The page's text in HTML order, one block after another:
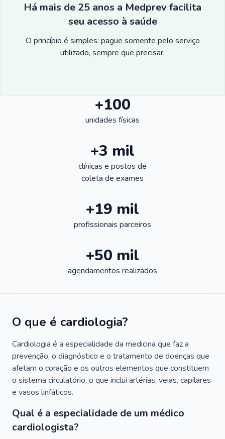
Há mais de 25 anos a Medprev facilita
seu acesso à saúde
O princípio é simples: pague somente pelo serviço
utilizado, sempre que precisar.
+100
unidades físicas
+3 mil
clínicas e postos de
coleta de exames
+19 mil
profissionais parceiros
+50 mil
agendamentos realizados
O que é cardiologia?
Cardiologia é a especialidade da medicina que faz a
prevenção, o diagnóstico e o tratamento de doenças que
afetam o coração e os outros elementos que constituem
o sistema circulatório, o que inclui artérias, veias, capilares
e vasos linfáticos.
Qual é a especialidade de um médico
cardiologista?